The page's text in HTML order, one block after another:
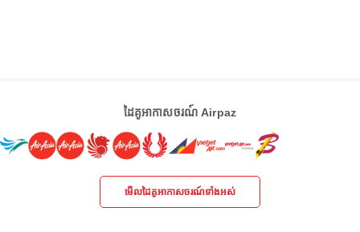
ដៃគូអាកាសចរណ៍ Airpaz
មើលដៃគូអាកាសចរណ៍ទាំងអស់